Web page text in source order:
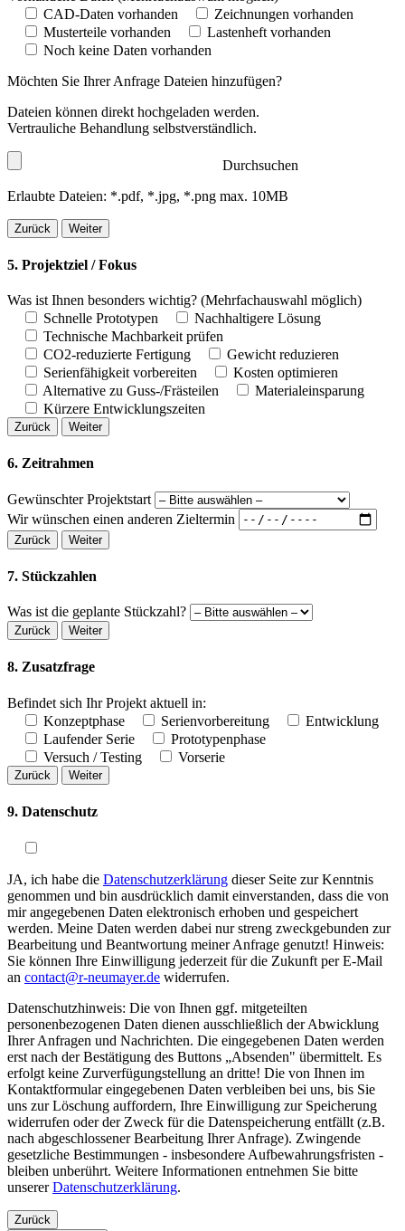
CAD-Daten vorhanden
Zeichnungen vorhanden
Musterteile vorhanden
Lastenheft vorhanden
Noch keine Daten vorhanden
Möchten Sie Ihrer Anfrage Dateien hinzufügen?
Dateien können direkt hochgeladen werden.
Vertrauliche Behandlung selbstverständlich.
Durchsuchen
Erlaubte Dateien: *.pdf, *.jpg, *.png max. 10MB
Zurück Weiter
5. Projektziel / Fokus
Was ist Ihnen besonders wichtig? (Mehrfachauswahl möglich)
Schnelle Prototypen
Nachhaltigere Lösung
Technische Machbarkeit prüfen
CO2-reduzierte Fertigung
Gewicht reduzieren
Serienfähigkeit vorbereiten
Kosten optimieren
Alternative zu Guss-/Frästeilen
Materialeinsparung
Kürzere Entwicklungszeiten
Zurück Weiter
6. Zeitrahmen
Gewünschter Projektstart
Wir wünschen einen anderen Zieltermin
Zurück Weiter
7. Stückzahlen
Was ist die geplante Stückzahl?
Zurück Weiter
8. Zusatzfrage
Befindet sich Ihr Projekt aktuell in:
Konzeptphase
Serienvorbereitung
Entwicklung
Laufender Serie
Prototypenphase
Versuch / Testing
Vorserie
Zurück Weiter
9. Datenschutz
JA, ich habe die Datenschutzerklärung dieser Seite zur Kenntnis
genommen und bin ausdrücklich damit einverstanden, dass die von
mir angegebenen Daten elektronisch erhoben und gespeichert
werden. Meine Daten werden dabei nur streng zweckgebunden zur
Bearbeitung und Beantwortung meiner Anfrage genutzt! Hinweis:
Sie können Ihre Einwilligung jederzeit für die Zukunft per E-Mail
an contact@r-neumayer.de widerrufen.
Datenschutzhinweis: Die von Ihnen ggf. mitgeteilten
personenbezogenen Daten dienen ausschließlich der Abwicklung
Ihrer Anfragen und Nachrichten. Die eingegebenen Daten werden
erst nach der Bestätigung des Buttons „Absenden" übermittelt. Es
erfolgt keine Zurverfügungstellung an dritte! Die von Ihnen im
Kontaktformular eingegebenen Daten verbleiben bei uns, bis Sie
uns zur Löschung auffordern, Ihre Einwilligung zur Speicherung
widerrufen oder der Zweck für die Datenspeicherung entfällt (z.B.
nach abgeschlossener Bearbeitung Ihrer Anfrage). Zwingende
gesetzliche Bestimmungen - insbesondere Aufbewahrungsfristen -
bleiben unberührt. Weitere Informationen entnehmen Sie bitte
unsererDatenschutzerklärung.
Zurück